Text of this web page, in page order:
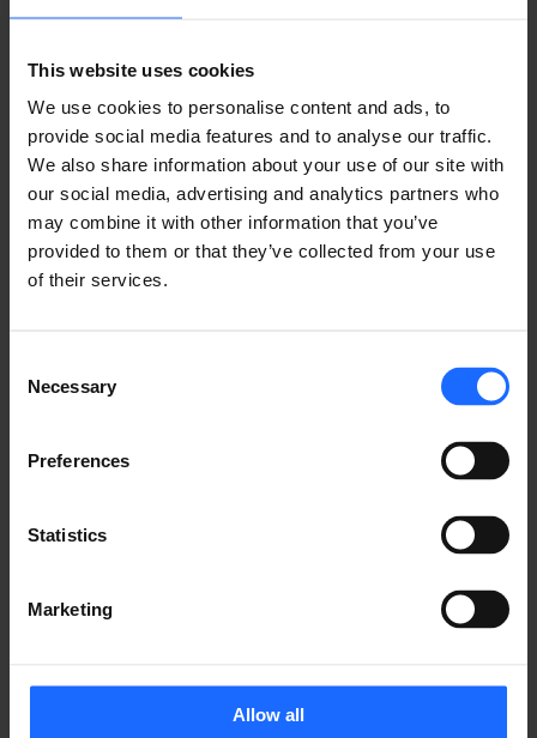
This website uses cookies
We use cookies to personalise content and ads, to
provide social media features and to analyse our traffic.
We also share information about your use of our site with
our social media, advertising and analytics partners who
may combine it with other information that you’ve
provided to them or that they’ve collected from your use
of their services.
Selection
Necessary
Preferences
Statistics
Marketing
Allow all
FAQ
Lorem Ipsum is
simply dummy text
of the printing and
typesetting
industry